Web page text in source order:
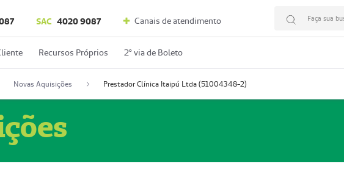
SAC 4020 9087 Canais de atendimento Faça sua
Recursos Próprios 2º via de Boleto
Novas Aquisições Prestador Clínica Itaipú Ltda (51004348-2)